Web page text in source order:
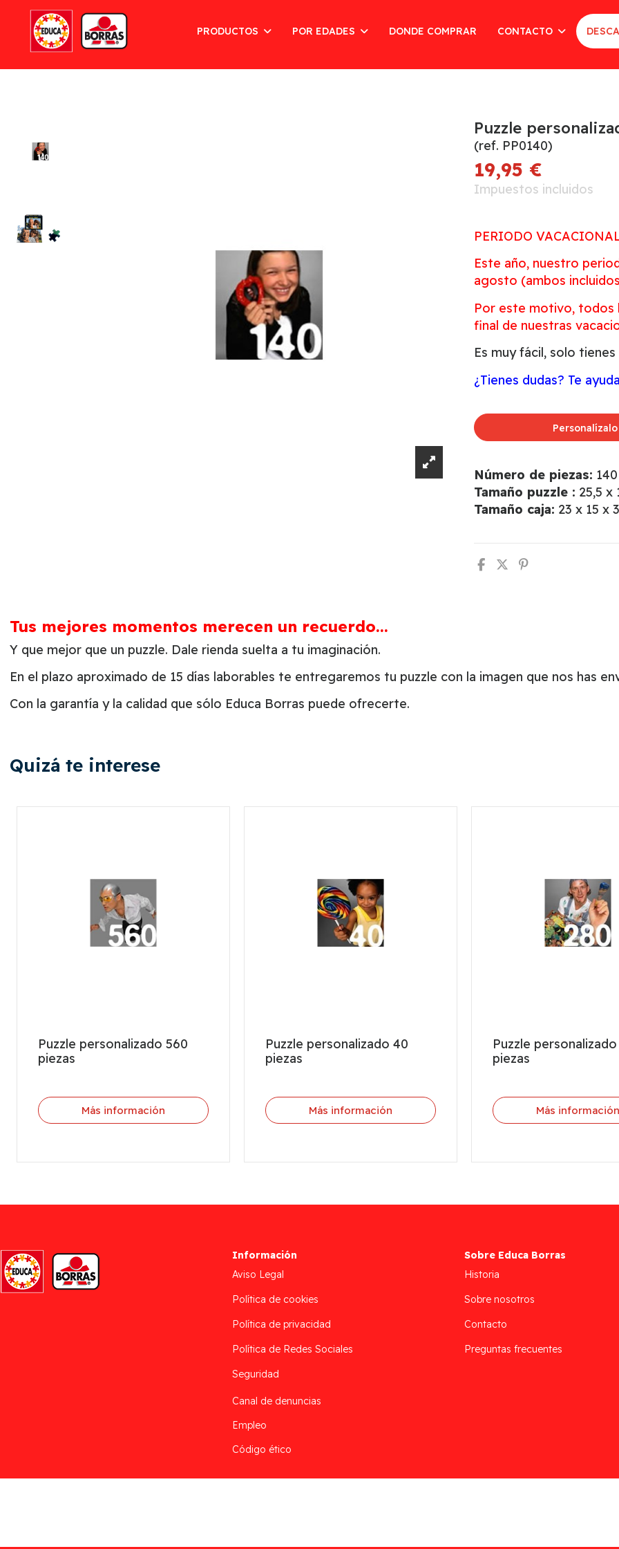
PRODUCTOS POR EDADES DONDE COMPRAR CONTACTO
Puzzle
(ref. PP0140)
19,95 €
Impuestos incluidos
PERIODO
Este año, nuestro
agosto (ambos
Por este motivo, todos
final de nuestras
Es muy fácil, solo
¿Tienes dudas? Te
Personalízalo
Número de piezas: 140
Tamaño puzzle : 25,5 x
Tamaño caja: 23 x 15 x
Tus mejores momentos merecen un recuerdo...
Y que mejor que un puzzle. Dale rienda suelta a tu imaginación.
En el plazo aproximado de 15 días laborables te entregaremos tu puzzle con la imagen que nos has
Con la garantía y la calidad que sólo Educa Borras puede ofrecerte.
Quizá te interese
Puzzle personalizado 560
piezas
Más información
Puzzle personalizado 40
piezas
Más información
Puzzle
piezas
Más información
Información
Aviso Legal
Política de cookies
Política de privacidad
Política de Redes Sociales
Seguridad
Canal de denuncias
Empleo
Código ético
Sobre Educa Borras
Historia
Sobre nosotros
Contacto
Preguntas frecuentes